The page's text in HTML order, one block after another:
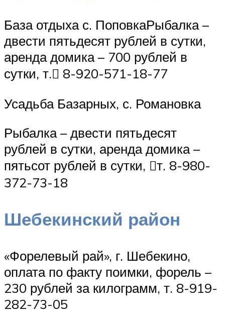
База отдыха с. ПоповкаРыбалка –
двести пятьдесят рублей в сутки,
аренда домика – 700 рублей в
сутки, т. 8-920-571-18-77
Усадьба Базарных, с. Романовка
Рыбалка – двести пятьдесят
рублей в сутки, аренда домика –
пятьсот рублей в сутки, т. 8-980-
372-73-18
Шебекинский район
«Форелевый рай», г. Шебекино,
оплата по факту поимки, форель –
230 рублей за килограмм, т. 8-919-
282-73-05